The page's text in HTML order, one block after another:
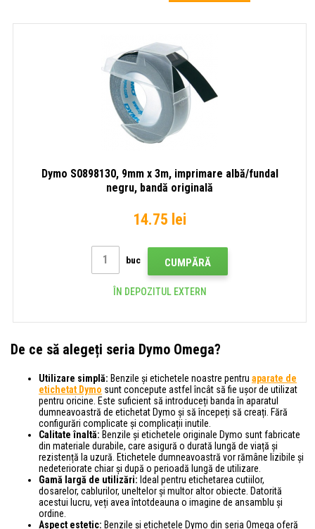
originală
Dymo S0898130, 9mm x 3m, imprimare albă/fundal
negru, bandă originală
14.75 lei
buc CUMPĂRĂ
ÎN DEPOZITUL EXTERN
De ce să alegeți seria Dymo Omega?
Utilizare simplă: Benzile și etichetele noastre pentru aparate de
etichetat Dymo sunt concepute astfel încât să fie ușor de utilizat
pentru oricine. Este suficient să introduceți banda în aparatul
dumneavoastră de etichetat Dymo și să începeți să creați. Fără
configurări complicate și complicații inutile.
Calitate înaltă: Benzile și etichetele originale Dymo sunt fabricate
din materiale durabile, care asigură o durată lungă de viață și
rezistență la uzură. Etichetele dumneavoastră vor rămâne lizibile și
nedeteriorate chiar și după o perioadă lungă de utilizare.
Gamă largă de utilizări: Ideal pentru etichetarea cutiilor,
dosarelor, cablurilor, uneltelor și multor altor obiecte. Datorită
acestui lucru, veți avea întotdeauna o imagine de ansamblu și
ordine.
Aspect estetic: Benzile și etichetele Dymo din seria Omega oferă